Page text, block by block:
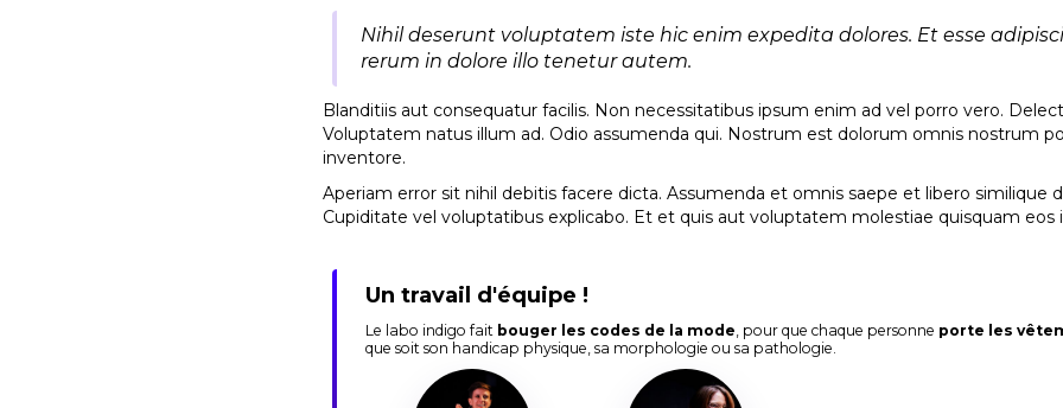
Nihil deserunt voluptatem iste hic enim expedita dolores. Et esse
rerum in dolore illo tenetur autem.
Blanditiis aut consequatur facilis. Non necessitatibus ipsum enim ad vel porro vero.
Voluptatem natus illum ad. Odio assumenda qui. Nostrum est dolorum omnis nostrum
inventore.
Aperiam error sit nihil debitis facere dicta. Assumenda et omnis saepe et libero similique
Cupiditate vel voluptatibus explicabo. Et et quis aut voluptatem molestiae quisquam eos
Un travail d'équipe !
Le labo indigo fait bouger les codes de la mode, pour que chaque personne porte les
que soit son handicap physique, sa morphologie ou sa pathologie.